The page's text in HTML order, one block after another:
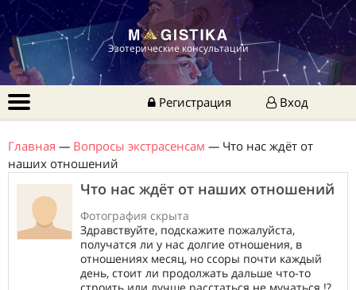
Эзотерические консультации
Регистрация Вход
Главная — Вопросы экстрасенсам — Что нас ждёт от
наших отношений
Что нас ждёт от наших отношений
Фотография скрыта
Здравствуйте, подскажите пожалуйста,
получатся ли у нас долгие отношения, в
отношениях месяц, но ссоры почти каждый
день, стоит ли продолжать дальше что-то